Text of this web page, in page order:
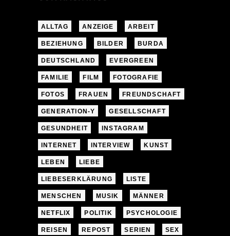
ALLTAG ANZEIGE ARBEIT
BEZIEHUNG BILDER BURDA
DEUTSCHLAND EVERGREEN
FAMILIE FILM FOTOGRAFIE
FOTOS FRAUEN FREUNDSCHAFT
GENERATION-Y GESELLSCHAFT
GESUNDHEIT INSTAGRAM
INTERNET INTERVIEW KUNST
LEBEN LIEBE
LIEBESERKLÄRUNG LISTE
MENSCHEN MUSIK MÄNNER
NETFLIX POLITIK PSYCHOLOGIE
REISEN REPOST SERIEN SEX